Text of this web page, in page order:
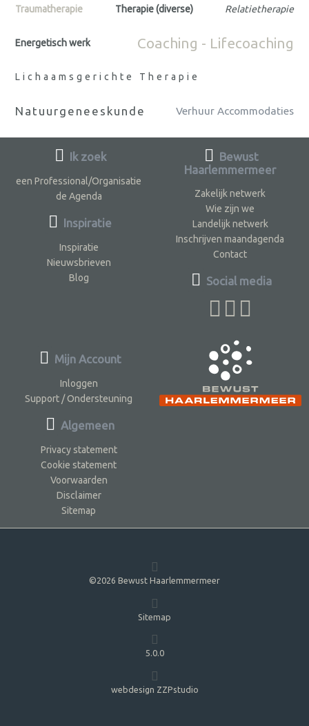
Traumatherapie Therapie (diverse) Relatietherapie
Energetisch werk Coaching - Lifecoaching
Lichaamsgerichte Therapie
Natuurgeneeskunde Verhuur Accommodaties
Ik zoek
een Professional/Organisatie
de Agenda
Inspiratie
Inspiratie
Nieuwsbrieven
Blog
Bewust
Haarlemmermeer
Zakelijk netwerk
Wie zijn we
Landelijk netwerk
Inschrijven maandagenda
Contact
Social media
Mijn Account
Inloggen
Support / Ondersteuning
Algemeen
Privacy statement
Cookie statement
Voorwaarden
Disclaimer
Sitemap
©2026 Bewust Haarlemmermeer
Sitemap
5.0.0
webdesign ZZPstudio